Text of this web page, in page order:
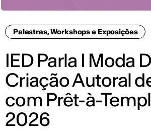
Palestras, Workshops e Exposições
IED Parla I Moda
Criação Autoral
com Prêt-à-
2026